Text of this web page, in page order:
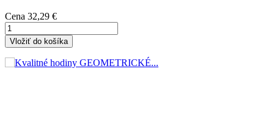
Cena 32,29 €
Vložiť do košíka